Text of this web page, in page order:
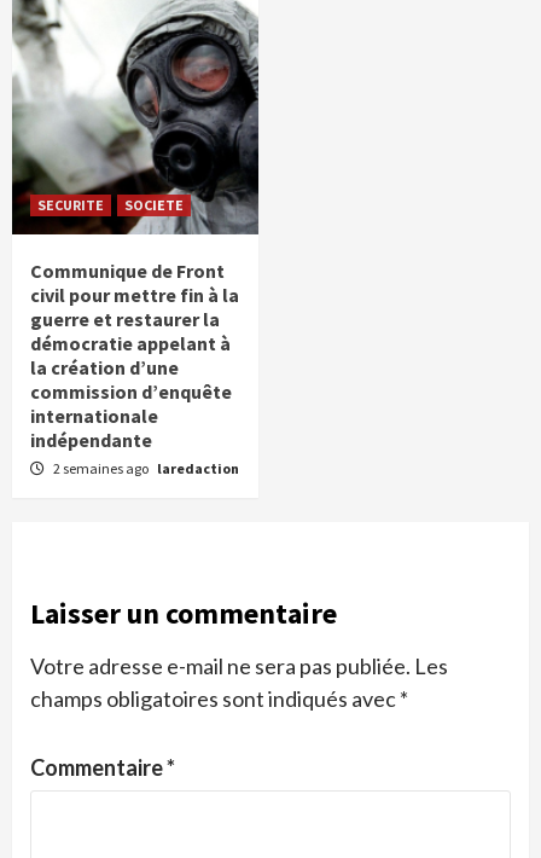
SECURITE SOCIETE
Communique de Front
civil pour mettre fin à la
guerre et restaurer la
démocratie appelant à
la création d’une
commission d’enquête
internationale
indépendante
2 semaines ago laredaction
Laisser un commentaire
Votre adresse e-mail ne sera pas publiée. Les
champs obligatoires sont indiqués avec*
Commentaire*